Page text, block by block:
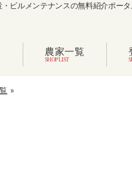
ビルメンテナンスの無料紹介ポー
農家一覧
»